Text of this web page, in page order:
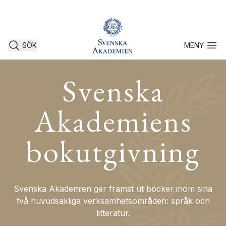
SÖK MENYÖppna
Svenska
Akademiens
bokutgivning
Svenska Akademien ger främst ut böcker inom sina
två huvudsakliga verksamhetsområden: språk och
litteratur.